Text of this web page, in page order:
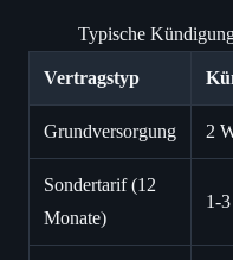
Typische
Vertragstyp
Grundversorgung 2
Sondertarif (12
Monate)
1-